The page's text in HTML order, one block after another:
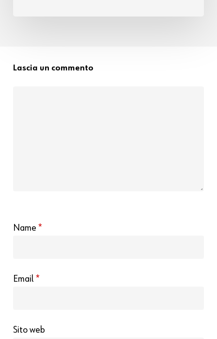
Lascia un commento
Name *
Email *
Sito web